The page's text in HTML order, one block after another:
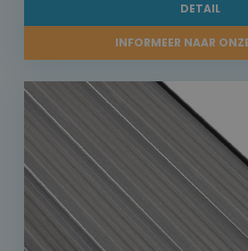
DETAIL
INFORMEER NAAR